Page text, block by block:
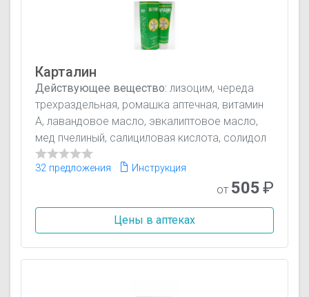
Карталин
Действующее вещество: лизоцим, череда
трехраздельная, ромашка аптечная, витамин
А, лавандовое масло, эвкалиптовое масло,
мед пчелиный, салициловая кислота, солидол
32 предложения Инструкция
от 505₽
Цены в аптеках